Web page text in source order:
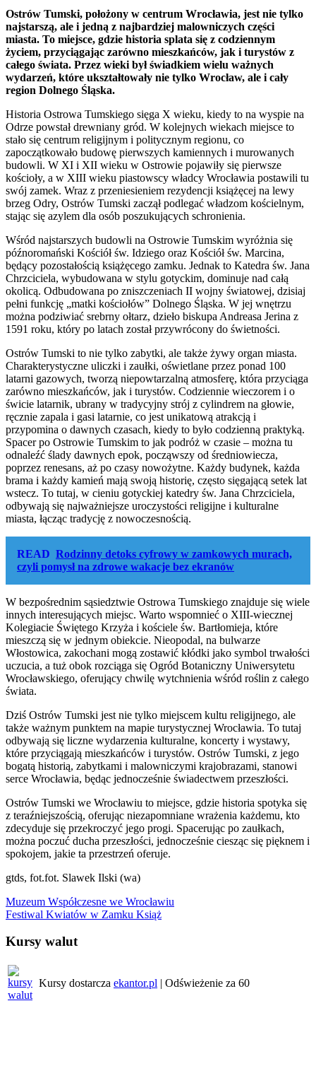
Ostrów Tumski, położony w centrum Wrocławia, jest nie tylko
najstarszą, ale i jedną z najbardziej malowniczych części
miasta. To miejsce, gdzie historia splata się z codziennym
życiem, przyciągając zarówno mieszkańców, jak i turystów z
całego świata. Przez wieki był świadkiem wielu ważnych
wydarzeń, które ukształtowały nie tylko Wrocław, ale i cały
region Dolnego Śląska.
Historia Ostrowa Tumskiego sięga X wieku, kiedy to na wyspie na
Odrze powstał drewniany gród. W kolejnych wiekach miejsce to
stało się centrum religijnym i politycznym regionu, co
zapoczątkowało budowę pierwszych kamiennych i murowanych
budowli. W XI i XII wieku w Ostrowie pojawiły się pierwsze
kościoły, a w XIII wieku piastowscy władcy Wrocławia postawili tu
swój zamek. Wraz z przeniesieniem rezydencji książęcej na lewy
brzeg Odry, Ostrów Tumski zaczął podlegać władzom kościelnym,
stając się azylem dla osób poszukujących schronienia.
Wśród najstarszych budowli na Ostrowie Tumskim wyróżnia się
późnoromański Kościół św. Idziego oraz Kościół św. Marcina,
będący pozostałością książęcego zamku. Jednak to Katedra św. Jana
Chrzciciela, wybudowana w stylu gotyckim, dominuje nad całą
okolicą. Odbudowana po zniszczeniach II wojny światowej, dzisiaj
pełni funkcję „matki kościołów” Dolnego Śląska. W jej wnętrzu
można podziwiać srebrny ołtarz, dzieło biskupa Andreasa Jerina z
1591 roku, który po latach został przywrócony do świetności.
Ostrów Tumski to nie tylko zabytki, ale także żywy organ miasta.
Charakterystyczne uliczki i zaułki, oświetlane przez ponad 100
latarni gazowych, tworzą niepowtarzalną atmosferę, która przyciąga
zarówno mieszkańców, jak i turystów. Codziennie wieczorem i o
świcie latarnik, ubrany w tradycyjny strój z cylindrem na głowie,
ręcznie zapala i gasi latarnie, co jest unikatową atrakcją i
przypomina o dawnych czasach, kiedy to było codzienną praktyką.
Spacer po Ostrowie Tumskim to jak podróż w czasie – można tu
odnaleźć ślady dawnych epok, począwszy od średniowiecza,
poprzez renesans, aż po czasy nowożytne. Każdy budynek, każda
brama i każdy kamień mają swoją historię, często sięgającą setek lat
wstecz. To tutaj, w cieniu gotyckiej katedry św. Jana Chrzciciela,
odbywają się najważniejsze uroczystości religijne i kulturalne
miasta, łącząc tradycję z nowoczesnością.
READ Rodzinny detoks cyfrowy w zamkowych murach,
czyli pomysł na zdrowe wakacje bez ekranów
W bezpośrednim sąsiedztwie Ostrowa Tumskiego znajduje się wiele
innych interesujących miejsc. Warto wspomnieć o XIII-wiecznej
Kolegiacie Świętego Krzyża i kościele św. Bartłomieja, które
mieszczą się w jednym obiekcie. Nieopodal, na bulwarze
Włostowica, zakochani mogą zostawić kłódki jako symbol trwałości
uczucia, a tuż obok rozciąga się Ogród Botaniczny Uniwersytetu
Wrocławskiego, oferujący chwilę wytchnienia wśród roślin z całego
świata.
Dziś Ostrów Tumski jest nie tylko miejscem kultu religijnego, ale
także ważnym punktem na mapie turystycznej Wrocławia. To tutaj
odbywają się liczne wydarzenia kulturalne, koncerty i wystawy,
które przyciągają mieszkańców i turystów. Ostrów Tumski, z jego
bogatą historią, zabytkami i malowniczymi krajobrazami, stanowi
serce Wrocławia, będąc jednocześnie świadectwem przeszłości.
Ostrów Tumski we Wrocławiu to miejsce, gdzie historia spotyka się
z teraźniejszością, oferując niezapomniane wrażenia każdemu, kto
zdecyduje się przekroczyć jego progi. Spacerując po zaułkach,
można poczuć ducha przeszłości, jednocześnie ciesząc się pięknem i
spokojem, jakie ta przestrzeń oferuje.
gtds, fot.fot. Slawek Ilski (wa)
Nawigacja
wpisu
Muzeum Współczesne we Wrocławiu
Festiwal Kwiatów w Zamku Książ
Kursy walut
Kursy dostarcza ekantor.pl | Odświeżenie za 60